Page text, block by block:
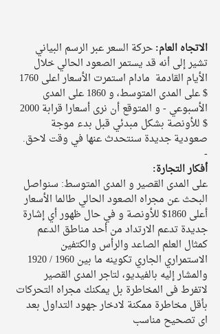
الاتجاه العام: حركة السعر عبر الرسم البياني
تشير إلى أنه قد يستمر الصعود الحالي خلال
$ على المدى المتوسط، و 1860 على المدى
$ للأونصة بشكل مبدئي قبل بدء موجة
صعودية جديدة سنتحدث عنها في وقت لاحق.
-
أفكار التجارة:
على المدى القصير و المدى المتوسط: سنواصل
البحث عن مجراه الصعود الحالي طالما الأسعار
أعلى 1860$ للأونصة و في حال ظهور أي إشارة
جديدة تدعم الارتداد من أحد مناطق الدعم
كمثال العلم الصاعد والرأس والكتفين
والمشار إليه بالفيديو، لتاجر المدى القصير
لاتفرط فى المخاطرة بل يمكنك مجراه التحركات
بأقل مخاطرة ممكنة لادخار جهود التداول بعد
اى تصحيح مناسب